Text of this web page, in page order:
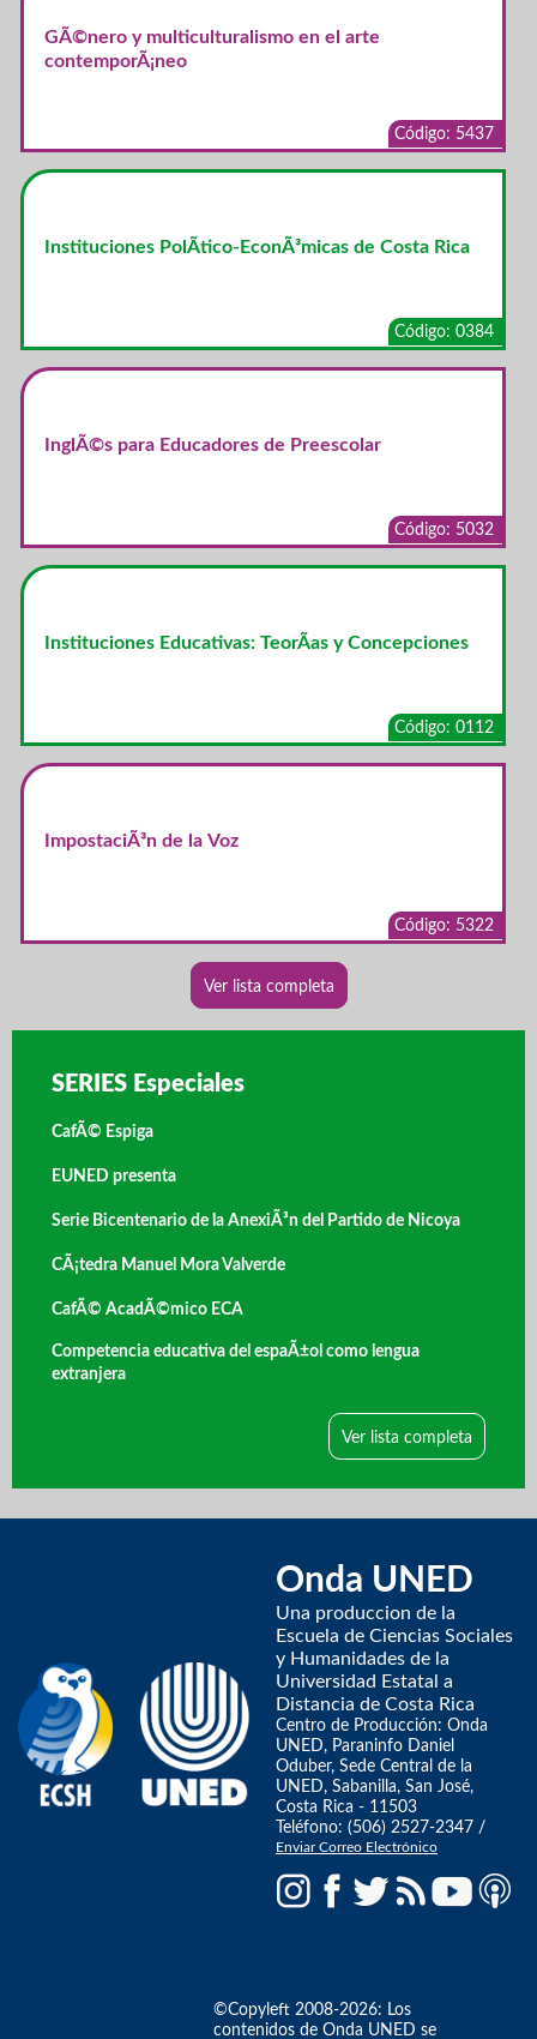
GÃ©nero y multiculturalismo en el arte
contemporÃ¡neo
Código: 5437
Instituciones PolÃ­tico-EconÃ³micas de Costa Rica
Código: 0384
InglÃ©s para Educadores de Preescolar
Código: 5032
Instituciones Educativas: TeorÃ­as y Concepciones
Código: 0112
ImpostaciÃ³n de la Voz
Código: 5322
Ver lista completa
SERIES Especiales
CafÃ© Espiga
EUNED presenta
Serie Bicentenario de la AnexiÃ³n del Partido de Nicoya
CÃ¡tedra Manuel Mora Valverde
CafÃ© AcadÃ©mico ECA
Competencia educativa del espaÃ±ol como lengua
extranjera
Ver lista completa
Onda UNED
Una produccion de la
Escuela de Ciencias Sociales
y Humanidades de la
Universidad Estatal a
Distancia de Costa Rica
Centro de Producción: Onda
UNED, Paraninfo Daniel
Oduber, Sede Central de la
UNED, Sabanilla, San José,
Costa Rica - 11503
Teléfono: (506) 2527-2347 /
Enviar Correo Electrónico
©Copyleft 2008-2026: Los
contenidos de Onda UNED se